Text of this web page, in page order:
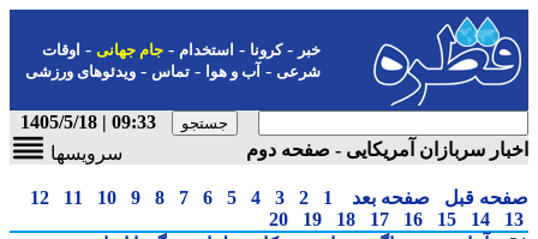
-کرونا-استخدام- جام جهانی-اوقات
شرعی-آب و هوا-تماس-ویدئوهای ورزشی
09:33 | 1405/5/18
سربازان آمریکایی - صفحه دوم
سرویسها
قبل صفحه بعد 1
2
3
4
5
6
7
8
9
10
11
12
14
15
16
17
18
19
20